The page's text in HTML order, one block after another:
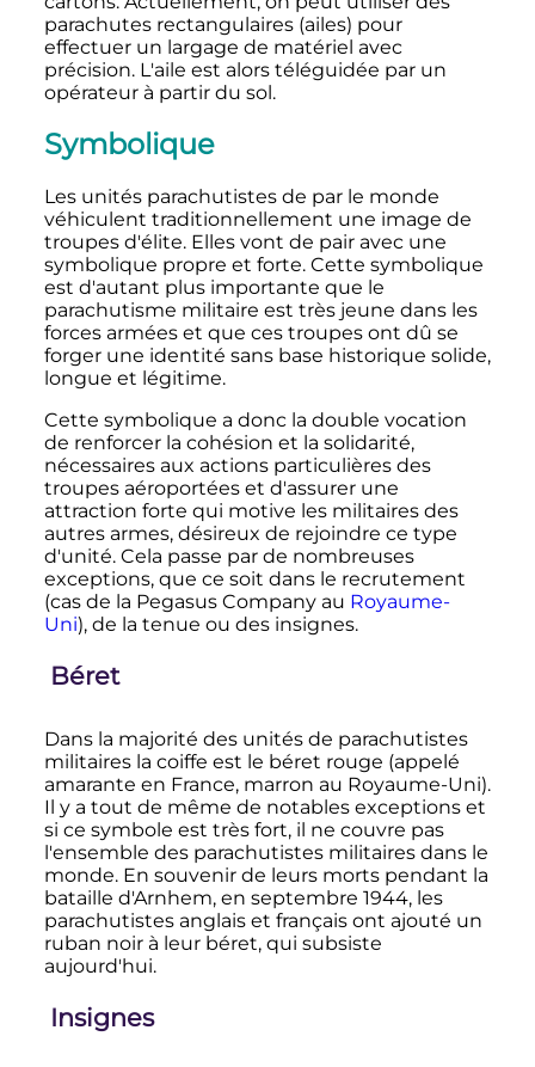
parachutes rectangulaires (ailes) pour
effectuer un largage de matériel avec
précision. L'aile est alors téléguidée par un
opérateur à partir du sol.
Symbolique
Les unités parachutistes de par le monde
véhiculent traditionnellement une image de
troupes d'élite. Elles vont de pair avec une
symbolique propre et forte. Cette symbolique
est d'autant plus importante que le
parachutisme militaire est très jeune dans les
forces armées et que ces troupes ont dû se
forger une identité sans base historique solide,
longue et légitime.
Cette symbolique a donc la double vocation
de renforcer la cohésion et la solidarité,
nécessaires aux actions particulières des
troupes aéroportées et d'assurer une
attraction forte qui motive les militaires des
autres armes, désireux de rejoindre ce type
d'unité. Cela passe par de nombreuses
exceptions, que ce soit dans le recrutement
(cas de la Pegasus Company au Royaume-
Uni), de la tenue ou des insignes.
Béret
Dans la majorité des unités de parachutistes
militaires la coiffe est le béret rouge (appelé
amarante en France, marron au Royaume-Uni).
Il y a tout de même de notables exceptions et
si ce symbole est très fort, il ne couvre pas
l'ensemble des parachutistes militaires dans le
monde. En souvenir de leurs morts pendant la
bataille d'Arnhem, en septembre 1944, les
parachutistes anglais et français ont ajouté un
ruban noir à leur béret, qui subsiste
aujourd'hui.
Insignes